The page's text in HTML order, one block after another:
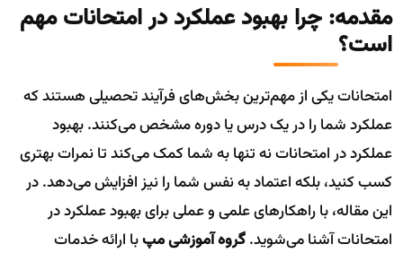
مقدمه: چرا بهبود عملکرد در امتحانات مهم
است؟
امتحانات یکی از مهم‌ترین بخش‌های فرآیند تحصیلی هستند که
عملکرد شما را در یک درس یا دوره مشخص می‌کنند. بهبود
عملکرد در امتحانات نه تنها به شما کمک می‌کند تا نمرات بهتری
کسب کنید، بلکه اعتماد به نفس شما را نیز افزایش می‌دهد. در
این مقاله، با راهکارهای علمی و عملی برای بهبود عملکرد در
امتحانات آشنا می‌شوید.گروه آموزشی مپبا ارائه خدمات